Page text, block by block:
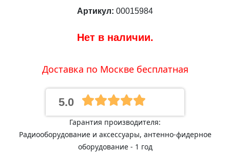
Артикул: 00015984
Нет в наличии.
Доставка по Москве бесплатная
5.0
Гарантия производителя:
Радиооборудование и аксессуары, антенно-фидерное
оборудование - 1 год